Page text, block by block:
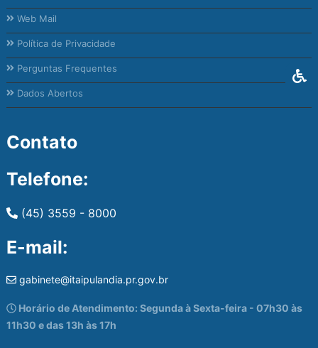
Web Mail
Política de Privacidade
Perguntas Frequentes
Dados Abertos
Contato
Telefone:
(45) 3559 - 8000
E-mail:
gabinete@itaipulandia.pr.gov.br
Horário de Atendimento: Segunda à Sexta-feira - 07h30 às
11h30 e das 13h às 17h